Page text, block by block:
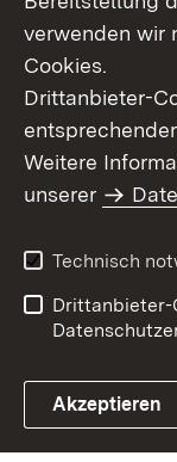
verwenden wir
Cookies.
Drittanbieter-
Weitere
unserer
Technisch
Drittanbieter-
Akzeptieren